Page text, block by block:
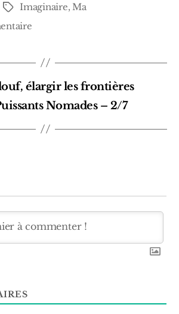
Étiquettes
Imaginaire, Ma
sur
Puissants
–
1/7
élargir les frontières
Nomades – 2/7